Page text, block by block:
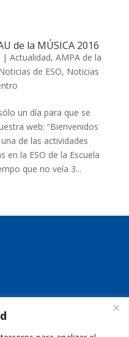
de la MÚSICA 2016
| Actualidad, AMPA de la
de ESO, Noticias
un día para que se
web: “Bienvenidos
de las actividades
en la ESO de la Escuela
que no veía 3...